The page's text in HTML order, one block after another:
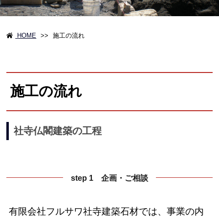
HOME >> 施工の流れ
施工の流れ
社寺仏閣建築の工程
step 1 企画・ご相談
有限会社フルサワ社寺建築石材では、事業の内